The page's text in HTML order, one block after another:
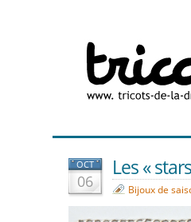
OCT
06
Les «
Bijoux de